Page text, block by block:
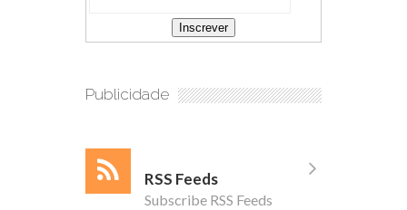
Publicidade
RSS Feeds
Subscribe RSS Feeds